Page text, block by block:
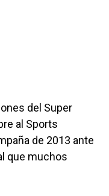
del Super
al Sports
de 2013 ante
que muchos